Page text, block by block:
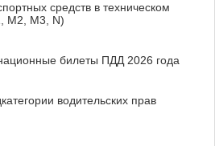
средств в техническом
M2, M3, N)
билеты ПДД 2026 года
водительских прав